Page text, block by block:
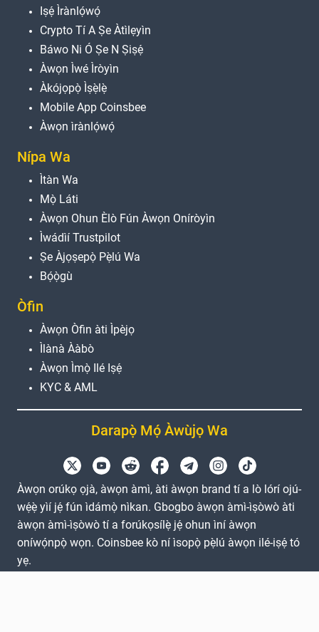
Iṣẹ́ Ìrànlọ́wọ́
Crypto Tí A Ṣe Àtìlẹyìn
Báwo Ni Ó Ṣe N Ṣiṣẹ́
Àwọn Ìwé Ìròyìn
Àkójọpọ̀ Ìṣẹ̀lẹ̀
Mobile App Coinsbee
Àwọn ìrànlọ́wọ́
Nípa Wa
Ìtàn Wa
Mọ̀ Láti
Àwọn Ohun Èlò Fún Àwọn Oníròyìn
Ìwádìí Trustpilot
Ṣe Àjọṣepọ̀ Pẹ̀lú Wa
Bọ́ọ̀gù
Òfin
Àwọn Òfin àti Ìpèjọ
Ìlànà Ààbò
Àwọn Ìmọ̀ Ilé Iṣẹ́
KYC & AML
Darapọ̀ Mọ́ Àwùjọ Wa
Àwọn orúkọ ọjà, àwọn àmì, àti àwọn brand tí a lò lórí ojú-
wẹ́ẹ̀ yìí jẹ́ fún ìdámọ̀ nìkan. Gbogbo àwọn àmì-ìṣòwò àti
àwọn àmì-ìṣòwò tí a forúkọsílẹ̀ jẹ́ ohun ìní àwọn
oníwọ́npọ̀ wọn. Coinsbee kò ní ìsopọ̀ pẹ̀lú àwọn ilé-iṣẹ́ tó
yẹ.